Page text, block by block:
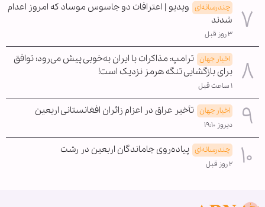
چندرسانه‌ای ویدیو | اعترافات دو جاسوس موساد که امروز اعدام
شدند
۳ روز قبل
اخبار جهان ترامپ: مذاکرات با ایران به‌خوبی پیش می‌رود؛ توافق
برای بازگشایی تنگه هرمز نزدیک است!
۱ ساعت قبل
اخبار جهان تأخیر عراق در اعزام زائران افغانستانی اربعین
دیروز ۱۹:۱۰
چندرسانه‌ای پیاده‌روی جاماندگان اربعین در رشت
۲ روز قبل